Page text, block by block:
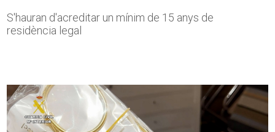
S'hauran d'acreditar un mínim de 15 anys de
residència legal